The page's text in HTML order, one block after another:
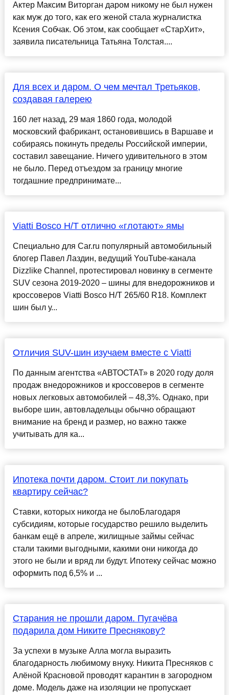
Актер Максим Виторган даром никому не был нужен
как муж до того, как его женой стала журналистка
Ксения Собчак. Об этом, как сообщает «СтарХит»,
заявила писательница Татьяна Толстая....
Для всех и даром. О чем мечтал Третьяков,
создавая галерею
160 лет назад, 29 мая 1860 года, молодой
московский фабрикант, остановившись в Варшаве и
собираясь покинуть пределы Российской империи,
составил завещание. Ничего удивительного в этом
не было. Перед отъездом за границу многие
тогдашние предпринимате...
Viatti Bosco H/T отлично «глотают» ямы
Специально для Car.ru популярный автомобильный
блогер Павел Лаздин, ведущий YouTube-канала
Dizzlike Channel, протестировал новинку в сегменте
SUV сезона 2019-2020 – шины для внедорожников и
кроссоверов Viatti Bosco H/T 265/60 R18. Комплект
шин был у...
Отличия SUV-шин изучаем вместе с Viatti
По данным агентства «АВТОСТАТ» в 2020 году доля
продаж внедорожников и кроссоверов в сегменте
новых легковых автомобилей – 48,3%. Однако, при
выборе шин, автовладельцы обычно обращают
внимание на бренд и размер, но важно также
учитывать для ка...
Ипотека почти даром. Стоит ли покупать
квартиру сейчас?
Ставки, которых никогда не былоБлагодаря
субсидиям, которые государство решило выделить
банкам ещё в апреле, жилищные займы сейчас
стали такими выгодными, какими они никогда до
этого не были и вряд ли будут. Ипотеку сейчас можно
оформить под 6,5% и ...
Старания не прошли даром. Пугачёва
подарила дом Никите Преснякову?
За успехи в музыке Алла могла выразить
благодарность любимому внуку. Никита Пресняков с
Алёной Красновой проводят карантин в загородном
доме. Модель даже на изоляции не пропускает